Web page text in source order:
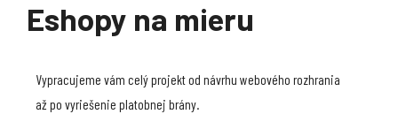
Eshopy na mieru
Vypracujeme vám celý projekt od návrhu webového rozhrania
až po vyriešenie platobnej brány.